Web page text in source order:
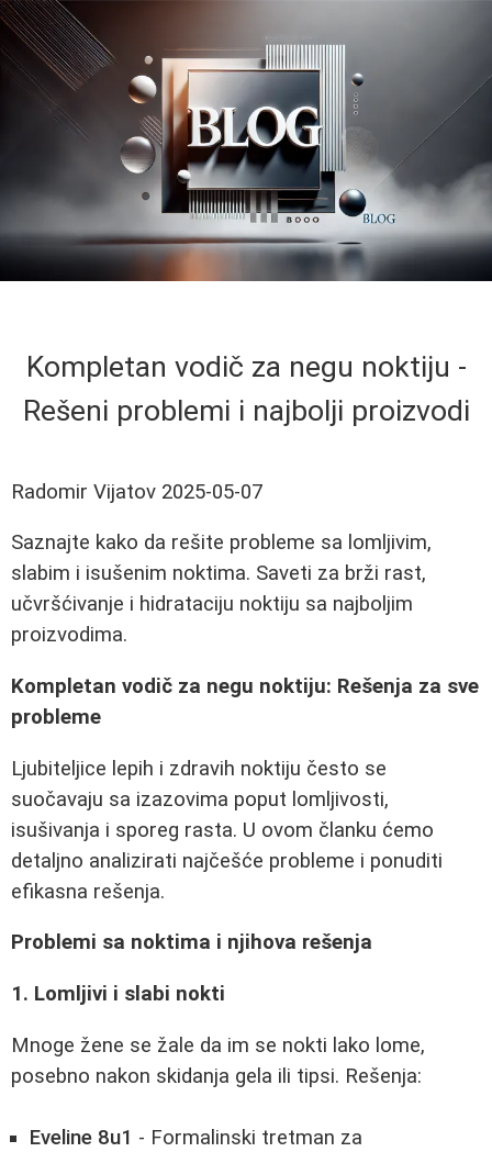
Kompletan vodič za negu noktiju -
Rešeni problemi i najbolji proizvodi
Radomir Vijatov 2025-05-07
Saznajte kako da rešite probleme sa lomljivim,
slabim i isušenim noktima. Saveti za brži rast,
učvršćivanje i hidrataciju noktiju sa najboljim
proizvodima.
Kompletan vodič za negu noktiju: Rešenja za sve
probleme
Ljubiteljice lepih i zdravih noktiju često se
suočavaju sa izazovima poput lomljivosti,
isušivanja i sporeg rasta. U ovom članku ćemo
detaljno analizirati najčešće probleme i ponuditi
efikasna rešenja.
Problemi sa noktima i njihova rešenja
1. Lomljivi i slabi nokti
Mnoge žene se žale da im se nokti lako lome,
posebno nakon skidanja gela ili tipsi. Rešenja:
Eveline 8u1 - Formalinski tretman za